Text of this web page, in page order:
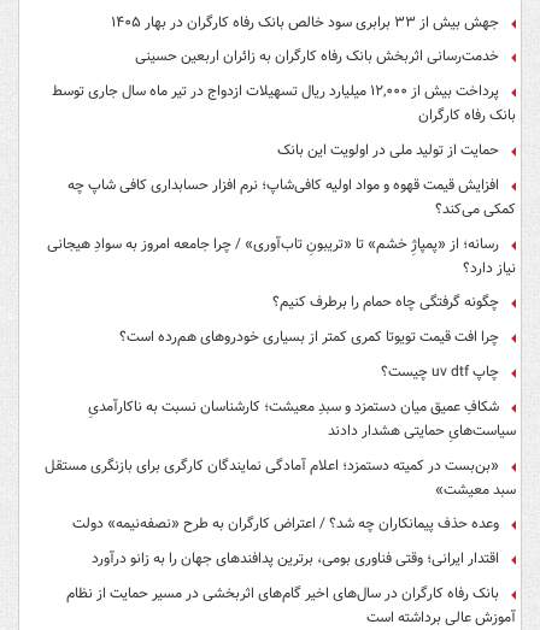
جهش بیش از ۳۳ برابری سود خالص بانک رفاه کارگران در بهار ۱۴۰۵
خدمت‌رسانی اثربخش بانک رفاه کارگران به زائران اربعین حسینی
پرداخت بیش از ۱۲,۰۰۰ میلیارد ریال تسهیلات ازدواج در تیر ماه سال جاری توسط
بانک رفاه کارگران
حمایت از تولید ملی در اولویت این بانک
افزایش قیمت قهوه و مواد اولیه کافی‌شاپ؛ نرم افزار حسابداری کافی شاپ چه
کمکی می‌کند؟
رسانه؛ از «پمپاژِ خشم» تا «تریبونِ تاب‌آوری» / چرا جامعه امروز به سوادِ هیجانی
نیاز دارد؟
چگونه گرفتگی چاه حمام را برطرف کنیم؟
چرا افت قیمت تویوتا کمری کمتر از بسیاری خودروهای هم‌رده است؟
چاپ uv dtf چیست؟
شکافِ عمیق میان دستمزد و سبدِ معیشت؛ کارشناسان نسبت به ناکارآمدیِ
سیاست‌هایِ حمایتی هشدار دادند
«بن‌بست در کمیته دستمزد؛ اعلام آمادگی نمایندگان کارگری برای بازنگری مستقل
سبد معیشت»
وعده حذف پیمانکاران چه شد؟ / اعتراض کارگران به طرح «نصفه‌نیمه» دولت
اقتدار ایرانی؛ وقتی فناوری بومی، برترین پدافندهای جهان را به زانو درآورد
بانک رفاه کارگران در سال‌های اخیر گام‌های اثربخشی در مسیر حمایت از نظام
آموزش عالی برداشته است